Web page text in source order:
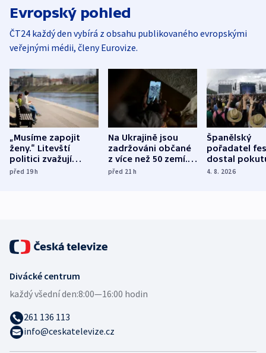
Evropský pohled
ČT24 každý den vybírá z obsahu publikovaného evropskými
veřejnými médii, členy Eurovize.
„Musíme zapojit
ženy.“ Litevští
politici zvažují
dohodu o
před 19h
Na Ukrajině jsou
zadržováni občané
z více než 50 zemí.
Bojovali na straně
před 21h
Španělský
pořadatel
dostal
nekalé
4. 8. 2026
Divácké centrum
každý všední den:8:00—16:00 hodin
261 136 113
info@ceskatelevize.cz